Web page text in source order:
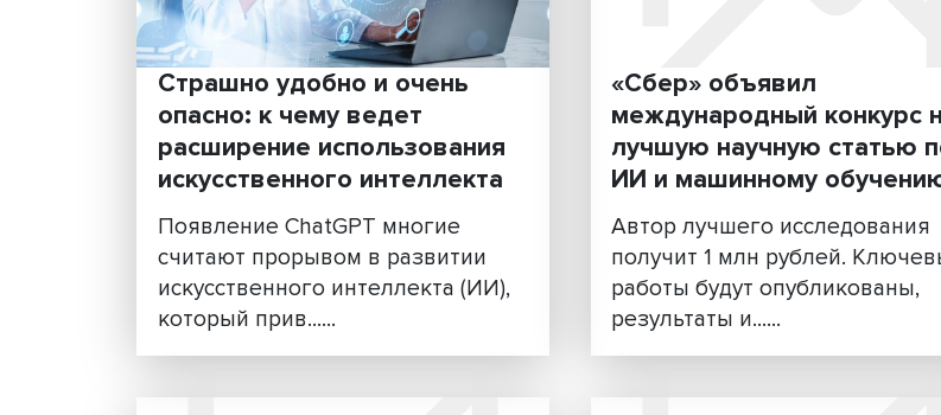
Есть ли будущее у традиционных
медиа в новой реальности?
Почему современные платформы
распростран......
анализировать за......